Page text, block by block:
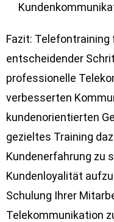
Fazit:
entscheidender
professionelle
verbesserten
kundenorientierten
gezieltes Training
Kundenerfahrung zu
Kundenloyalität
Schulung Ihrer
Telekommunikation